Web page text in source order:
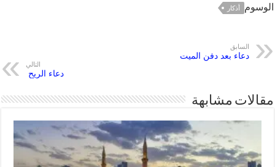
الوسوم أذكار
السابق
دعاء بعد دفن الميت
التالي
دعاء الريح
مقالات مشابهة